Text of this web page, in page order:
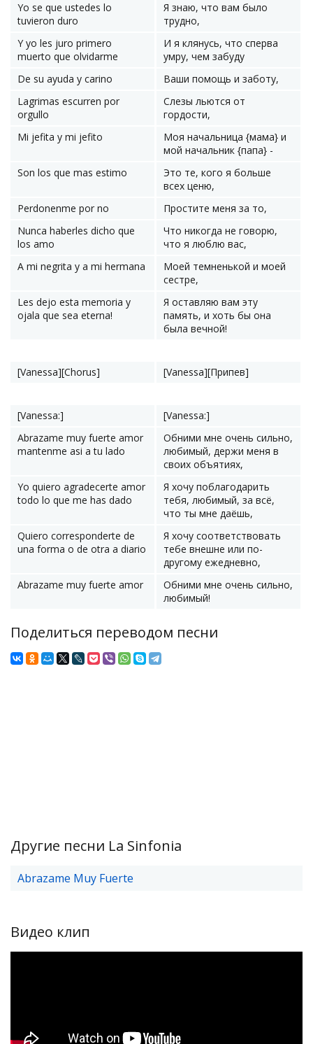
Yo se que ustedes lo
tuvieron duro
Я знаю, что вам было
трудно,
Y yo les juro primero
muerto que olvidarme
И я клянусь, что сперва
умру, чем забуду
De su ayuda y carino
Ваши помощь и заботу,
Lagrimas escurren por
orgullo
Слезы льются от
гордости,
Mi jefita y mi jefito
Моя начальница {мама} и
мой начальник {папа} -
Son los que mas estimo
Это те, кого я больше
всех ценю,
Perdonenme por no
Простите меня за то,
Nunca haberles dicho que
los amo
Что никогда не говорю,
что я люблю вас,
A mi negrita y a mi hermana
Моей темненькой и моей
сестре,
Les dejo esta memoria y
ojala que sea eterna!
Я оставляю вам эту
память, и хоть бы она
была вечной!
[Vanessa][Chorus] [Vanessa][Припев]
[Vanessa:]
[Vanessa:]
Abrazame muy fuerte amor
mantenme asi a tu lado
Обними мне очень сильно,
любимый, держи меня в
своих объятиях,
Yo quiero agradecerte amor
todo lo que me has dado
Я хочу поблагодарить
тебя, любимый, за всё,
что ты мне даёшь,
Quiero corresponderte de
una forma o de otra a diario
Я хочу соответствовать
тебе внешне или по-
другому ежедневно,
Abrazame muy fuerte amor
Обними мне очень сильно,
любимый!
Поделиться переводом песни
Другие песни La Sinfonia
Abrazame Muy Fuerte
Видео клип